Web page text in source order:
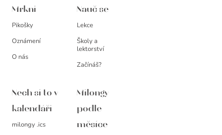
Mrkni
Pikošky
Oznámení
O nás
Nauč se
Lekce
Školy a
lektorství
Začínáš?
Nech si to v
kalendáři
milongy .ics
Milongy
podle
měsíce